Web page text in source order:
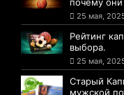
почему
25 мая,
Рейтинг
выбора.
25 мая,
Старый
мужской